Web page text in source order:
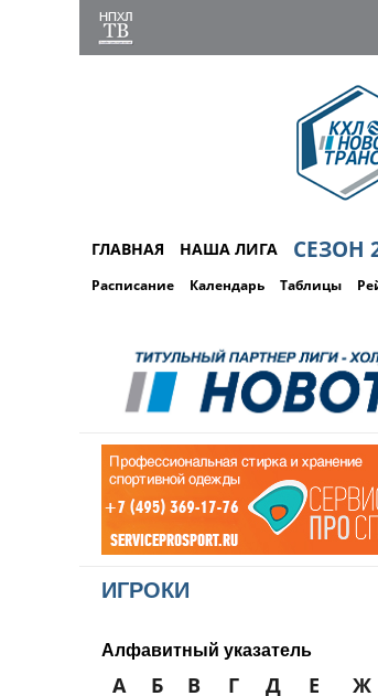
ГЛАВНАЯ НАША ЛИГА СЕЗОН
Расписание Календарь Таблицы
ИГРОКИ
Алфавитный указатель
А Б В Г Д Е Ж